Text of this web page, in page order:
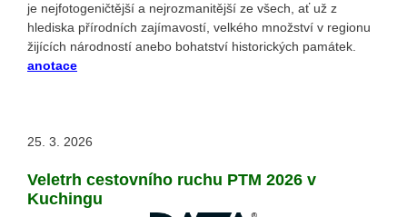
je nejfotogeničtější a nejrozmanitější ze všech, ať už z
hlediska přírodních zajímavostí, velkého množství v regionu
žijících národností anebo bohatství historických památek.
anotace
25. 3. 2026
Veletrh cestovního ruchu PTM 2026 v
Kuchingu